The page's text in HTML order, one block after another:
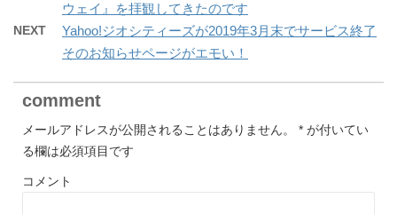
ウェイ』を拝観してきたのです
NEXT
Yahoo!ジオシティーズが2019年3月末でサービス終了
そのお知らせページがエモい！
comment
メールアドレスが公開されることはありません。 * が付いてい
る欄は必須項目です
コメント